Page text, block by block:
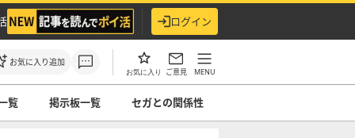
ログイン
お気に入り追加
お気に入り ご意見 MENU
覧 掲示板一覧 セガとの関係性